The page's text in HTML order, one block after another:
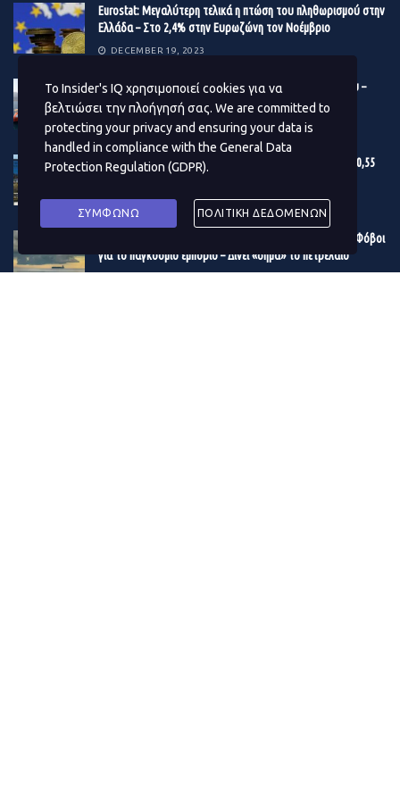
Ευρώπη. Ήδη άλλωστε υπάρχει έντονη ανησυχία για
δεύτερο κύμα σε Ευρώπη και Ασία.
Eurostat: Μεγαλύτερη τελικά η πτώση του πληθωρισμού στην
Ελλάδα – Στο 2,4% στην Ευρωζώνη τον Νοέμβριο
DECEMBER 19, 2023
Βonus 10 εκατ. ευρώ στους μετόχους της Γέφυρας Ρίου –
Αντιρρίου
DECEMBER 19, 2023
Εγκρίθηκε ο προϋπολογισμός του Δ. Αθηναίων – Στα 180,55
εκατ. ευρώ το επενδυτικό πρόγραμμα του 2024
DECEMBER 19, 2023
Η κρίση στην Ερυθρά Θάλασσα μουδιάζει τις αγορές – Φόβοι
για το παγκόσμιο εμπόριο – Δίνει «σήμα» το πετρέλαιο
Το Insider's IQ χρησιμοποιεί cookies για να
βελτιώσει την πλοήγησή σας. We are committed to
protecting your privacy and ensuring your data is
handled in compliance with the General Data
Protection Regulation (GDPR).
ΣΥΜΦΩΝΩ ΠΟΛΙΤΙΚΗ ΔΕΔΟΜΕΝΩΝ